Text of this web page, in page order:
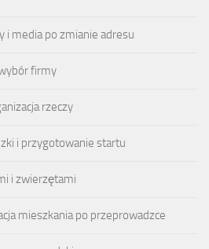
i media po zmianie adresu
firmy
rzeczy
i przygotowanie startu
i zwierzętami
mieszkania po przeprowadzce